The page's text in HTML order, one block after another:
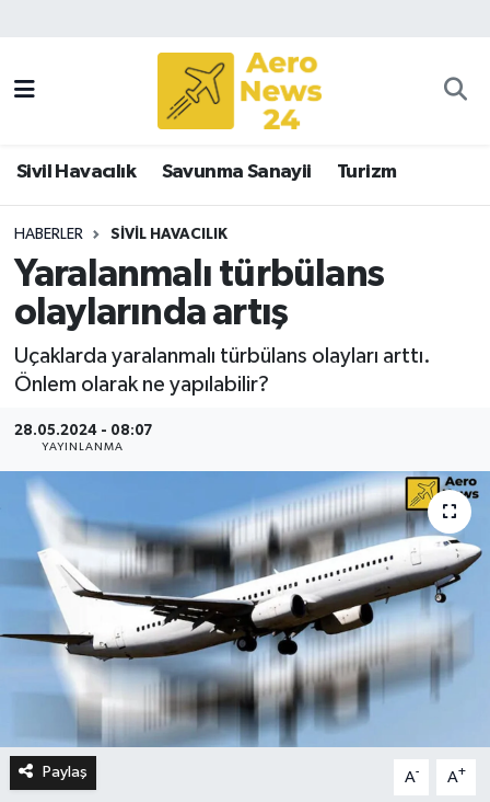
Sivil Havacılık Savunma Sanayii Turizm
HABERLER SIVIL HAVACILIK
Yaralanmalı türbülans
olaylarında artış
Uçaklarda yaralanmalı türbülans olayları arttı.
Önlem olarak ne yapılabilir?
28.05.2024 - 08:07
YAYINLANMA
Paylaş A- A+